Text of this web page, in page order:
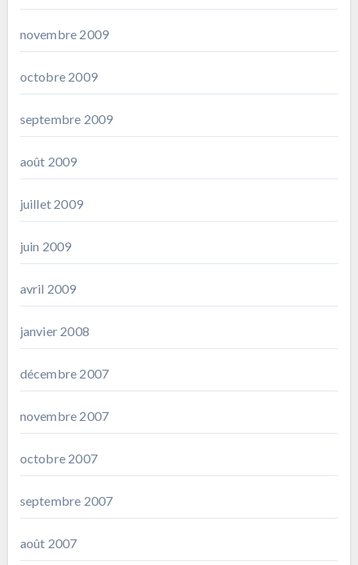
novembre 2009
octobre 2009
septembre 2009
août 2009
juillet 2009
juin 2009
avril 2009
janvier 2008
décembre 2007
novembre 2007
octobre 2007
septembre 2007
août 2007